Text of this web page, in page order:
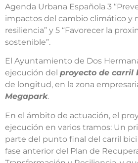
Agenda Urbana Española 3
impactos del cambio climático y
resiliencia” y 5 “Favorecer la
sostenible”.
El Ayuntamiento de Dos
ejecución del proyecto de carril
de longitud, en la zona
Megapark.
En el ámbito de actuación, el
ejecución en varios tramos: Un
parte del punto final del carril
fase anterior del Plan de